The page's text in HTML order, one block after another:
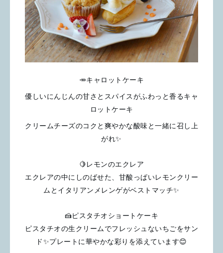
🥕キャロットケーキ
優しいにんじんの甘さとスパイスがふわっと香るキャ
ロットケーキ
クリームチーズのコクと爽やかな酸味と一緒に召し上
がれ✨️
🍋レモンのエクレア
エクレアの中にしのばせた、甘酸っぱいレモンクリー
ムとイタリアンメレンゲがベストマッチ✨️
🍰ピスタチオショートケーキ
ピスタチオの生クリームでフレッシュないちごをサン
ド✨️プレートに華やかな彩りを添えています😊